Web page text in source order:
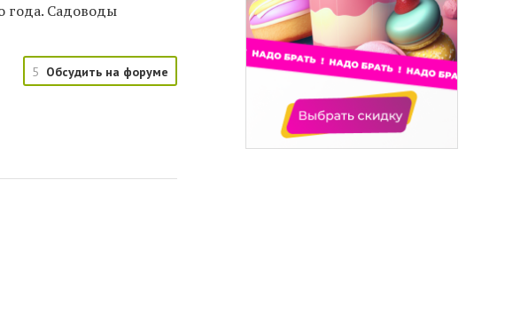
года. Садоводы
5 Обсудить на форуме